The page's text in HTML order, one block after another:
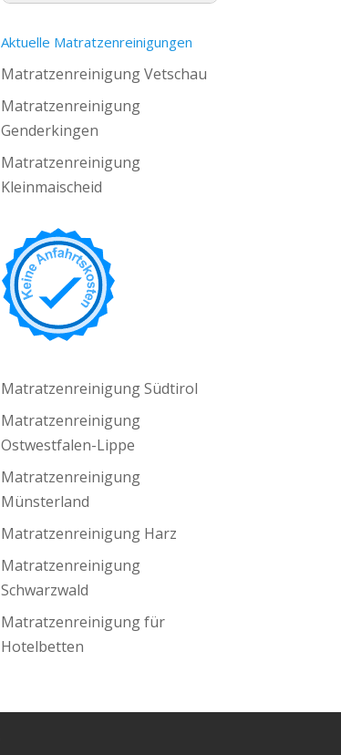
Aktuelle Matratzenreinigungen
Matratzenreinigung Vetschau
Matratzenreinigung
Genderkingen
Matratzenreinigung
Kleinmaischeid
Matratzenreinigung Südtirol
Matratzenreinigung
Ostwestfalen-Lippe
Matratzenreinigung
Münsterland
Matratzenreinigung Harz
Matratzenreinigung
Schwarzwald
Matratzenreinigung für
Hotelbetten